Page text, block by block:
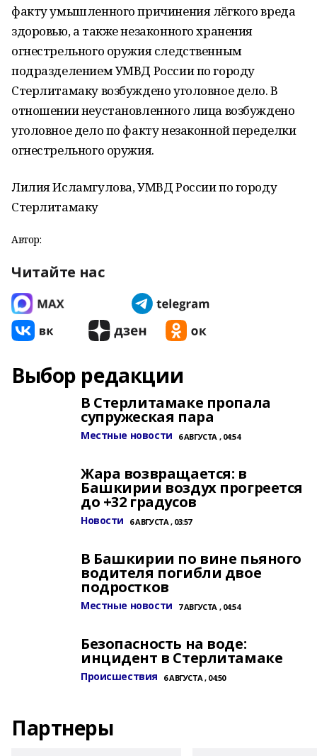
факту умышленного причинения лёгкого вреда
здоровью, а также незаконного хранения
огнестрельного оружия следственным
подразделением УМВД России по городу
Стерлитамаку возбуждено уголовное дело. В
отношении неустановленного лица возбуждено
уголовное дело по факту незаконной переделки
огнестрельного оружия.
Лилия Исламгулова, УМВД России по городу
Стерлитамаку
Автор:
Читайте нас
Выбор редакции
В Стерлитамаке пропала
супружеская пара
Местные новости 6 АВГУСТА , 04:54
Жара возвращается: в
Башкирии воздух прогреется
до +32 градусов
Новости 6 АВГУСТА , 03:57
В Башкирии по вине пьяного
водителя погибли двое
подростков
Местные новости 7 АВГУСТА , 04:54
Безопасность на воде:
инцидент в Стерлитамаке
Происшествия 6 АВГУСТА , 04:50
Партнеры